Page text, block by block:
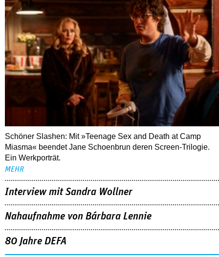
Schöner Slashen: Mit »Teenage Sex and Death at Camp
Miasma« beendet Jane Schoenbrun deren Screen-Trilogie.
Ein Werkporträt.
MEHR
Interview mit Sandra Wollner
Nahaufnahme von Bárbara Lennie
80 Jahre DEFA